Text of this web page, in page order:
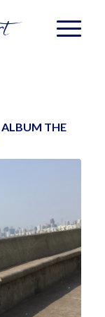
ALBUM THE